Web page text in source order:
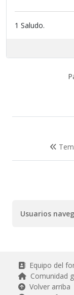
1 Saludo.
Usuarios
Equipo del
Comunidad
Volver arriba